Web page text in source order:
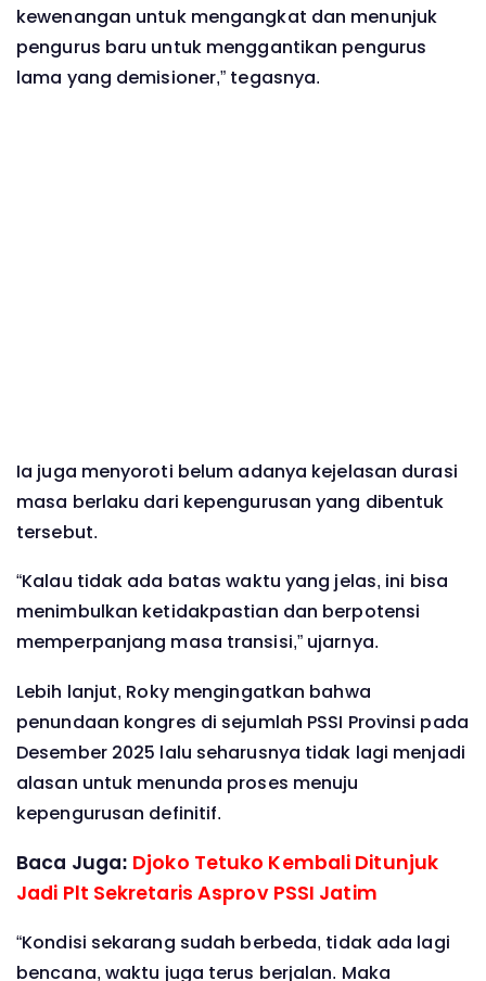
kewenangan untuk mengangkat dan menunjuk
pengurus baru untuk menggantikan pengurus
lama yang demisioner,” tegasnya.
Ia juga menyoroti belum adanya kejelasan durasi
masa berlaku dari kepengurusan yang dibentuk
tersebut.
“Kalau tidak ada batas waktu yang jelas, ini bisa
menimbulkan ketidakpastian dan berpotensi
memperpanjang masa transisi,” ujarnya.
Lebih lanjut, Roky mengingatkan bahwa
penundaan kongres di sejumlah PSSI Provinsi pada
Desember 2025 lalu seharusnya tidak lagi menjadi
alasan untuk menunda proses menuju
kepengurusan definitif.
Baca Juga: Djoko Tetuko Kembali Ditunjuk
Jadi Plt Sekretaris Asprov PSSI Jatim
“Kondisi sekarang sudah berbeda, tidak ada lagi
bencana, waktu juga terus berjalan. Maka